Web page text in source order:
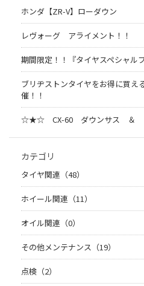
ホンダ【ZR-V】ローダウン
レヴォーグ アライメント！！
期間限定！！『タイヤスペシャル
ブリヂストンタイヤをお得に買え
催！！
☆★☆ CX-60 ダウンサス ＆
カテゴリ
タイヤ関連（48）
ホイール関連（11）
オイル関連（0）
その他メンテナンス（19）
点検（2）